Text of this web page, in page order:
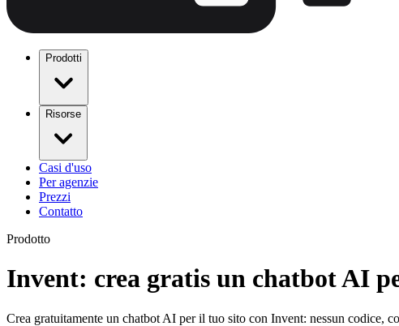
Prodotti
Risorse
Casi d'uso
Per agenzie
Prezzi
Contatto
Prodotto
Invent: crea gratis un chatbot AI
Crea gratuitamente un chatbot AI per il tuo sito con Invent: nessun codice,